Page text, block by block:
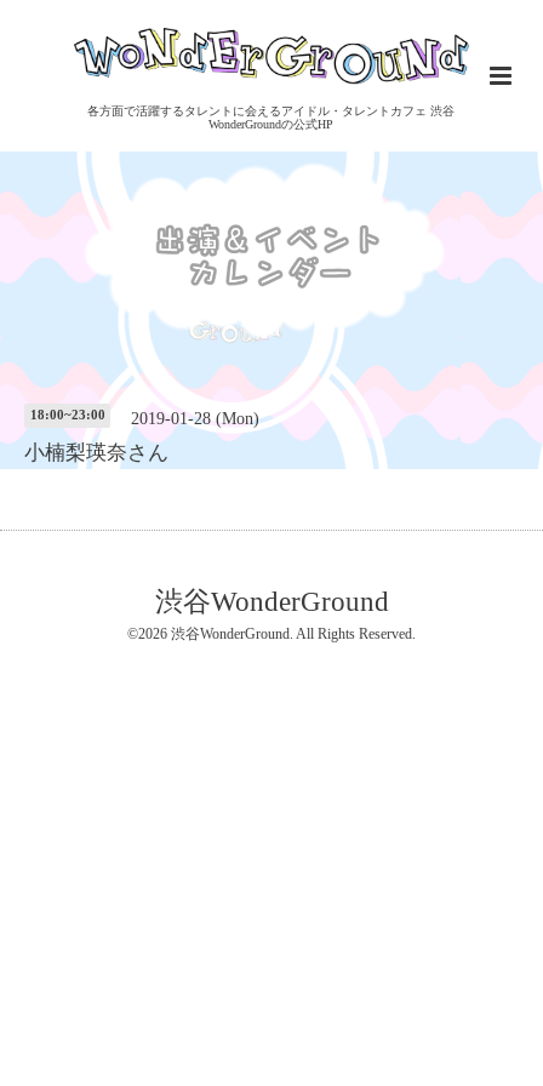
各方面で活躍するタレントに会えるアイドル・タレントカフェ 渋谷
WonderGroundの公式HP
18:00~23:00 2019-01-28 (Mon)
小楠梨瑛奈さん
渋谷WonderGround
©2026 渋谷WonderGround. All Rights Reserved.